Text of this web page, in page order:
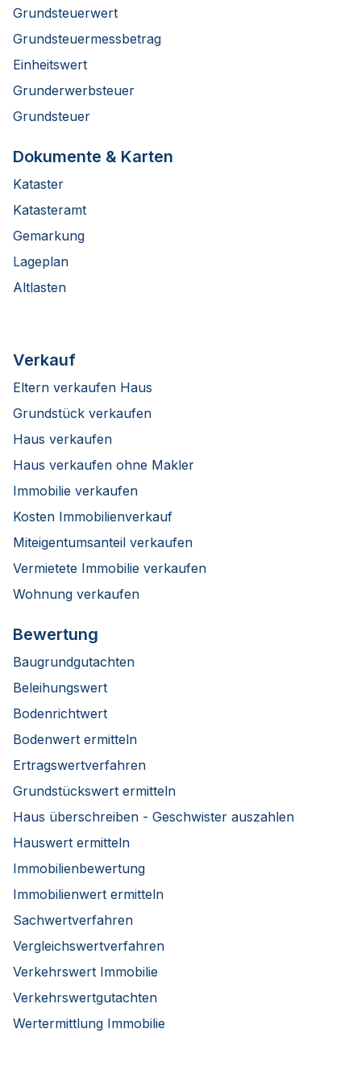
Grundsteuerwert
Grundsteuermessbetrag
Einheitswert
Grunderwerbsteuer
Grundsteuer
Dokumente & Karten
Kataster
Katasteramt
Gemarkung
Lageplan
Altlasten
Verkauf
Eltern verkaufen Haus
Grundstück verkaufen
Haus verkaufen
Haus verkaufen ohne Makler
Immobilie verkaufen
Kosten Immobilienverkauf
Miteigentumsanteil verkaufen
Vermietete Immobilie verkaufen
Wohnung verkaufen
Bewertung
Baugrundgutachten
Beleihungswert
Bodenrichtwert
Bodenwert ermitteln
Ertragswertverfahren
Grundstückswert ermitteln
Haus überschreiben - Geschwister auszahlen
Hauswert ermitteln
Immobilienbewertung
Immobilienwert ermitteln
Sachwertverfahren
Vergleichswertverfahren
Verkehrswert Immobilie
Verkehrswertgutachten
Wertermittlung Immobilie